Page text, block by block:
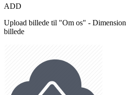
ADD
Upload billede til "Om os" - Dimension
billede